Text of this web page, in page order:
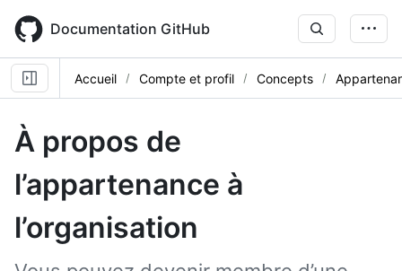
main
content
Documentation GitHub
Accueil Compte et profil Concepts
À propos de
l’appartenance à
l’organisation